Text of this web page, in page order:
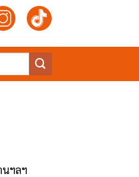
นฯลฯ